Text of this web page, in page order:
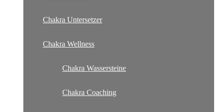
Chakra Untersetzer
Chakra Wellness
Chakra Wassersteine
Chakra Coaching